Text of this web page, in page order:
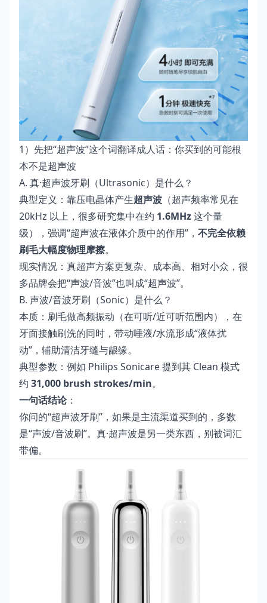
1）先把“超声波”这个词翻译成人话：你买到的可能根
本不是超声波
A. 真·超声波牙刷（Ultrasonic）是什么？
典型定义：靠压电晶体产生超声波 （超声频率常见在
20kHz 以上，很多研究集中在约 1.6MHz这个量
级），强调“超声波在液体介质中的作用”， 不完全依赖
刷毛大幅度物理摩擦。
现实情况：真超声方案更复杂、成本高、相对小众，很
多品牌会把“声波/音波”也叫成“超声波”。
B. 声波/音波牙刷（Sonic）是什么？
本质：刷毛做高频振动（在可听/近可听范围内），在
牙面接触刷洗的同时，带动唾液/水流形成“液体扰
动”，辅助清洁牙缝与龈缘。
典型参数：例如 Philips Sonicare 提到其 Clean 模式
约 31,000 brush strokes/min。
一句话结论：
你问的“超声波牙刷”，如果是主流渠道买到的，多数
是“声波/音波刷”。真·超声波是另一类东西，别被词汇
带偏。